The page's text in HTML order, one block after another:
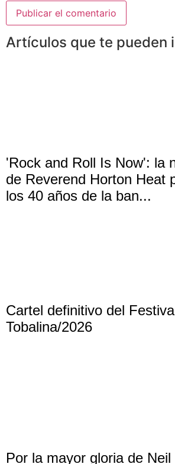
Artículos que te pueden
'Rock and Roll Is Now': la
de Reverend Horton Heat
los 40 años de la ban...
Cartel definitivo del
Tobalina/2026
Por la mayor gloria de Neil